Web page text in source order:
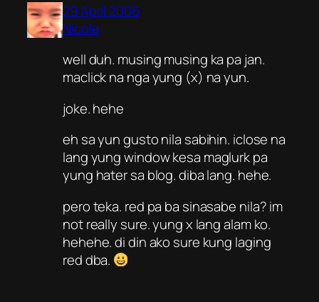
29 April 2006
Nicole
well duh. musing musing ka pa jan.
maclick na nga yung (x) na yun.
joke. hehe
eh sa yun gusto nila sabihin. iclose na
lang yung window kesa maglurk pa
yung hater sa blog. diba lang. hehe.
pero teka. red pa ba sinasabe nila? im
not really sure. yung x lang alam ko.
hehehe. di din ako sure kung laging
red dba.